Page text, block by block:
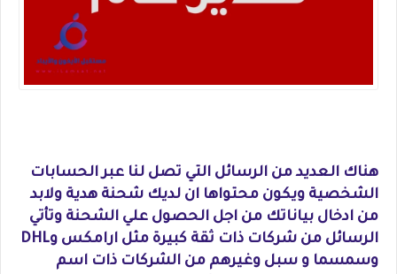
هناك العديد من الرسائل التي تصل لنا عبر الحسابات
الشخصية ويكون محتواها ان لديك شحنة هدية ولابد
من ادخال بياناتك من اجل الحصول علي الشحنة وتأتي
الرسائل من شركات ذات ثقة كبيرة مثل ارامكس وDHL
وسمسما و سبل وغيرهم من الشركات ذات اسم